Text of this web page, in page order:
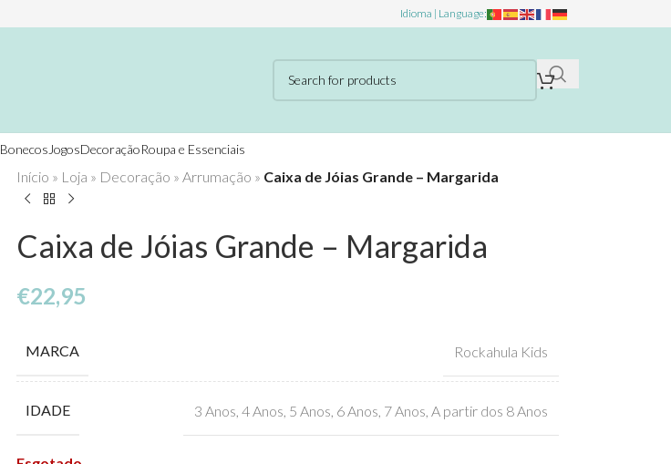
Idioma | Language:
Bonecos JogosDecoraçãoRoupa e Essenciais
Início » Loja » Decoração » Arrumação » Caixa de Jóias Grande – Margarida
Caixa de Jóias Grande – Margarida
€22,95
MARCA Rockahula Kids
IDADE 3 Anos 4 Anos 5 Anos 6 Anos 7 Anos A partir dos 8 Anos